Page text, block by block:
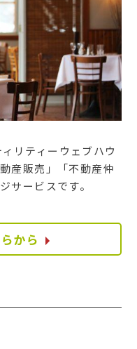
リティーウェブハウ
産販売」「不動産仲
サービスです。
から